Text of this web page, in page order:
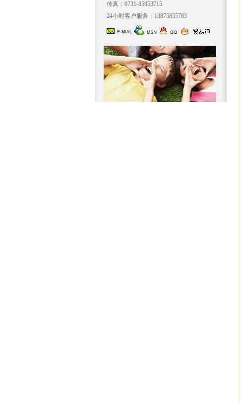
传真：0731-85953715
24小时客户服务：13875855783